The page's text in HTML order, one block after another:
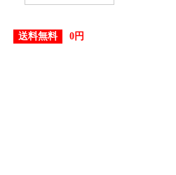
送料無料 0円